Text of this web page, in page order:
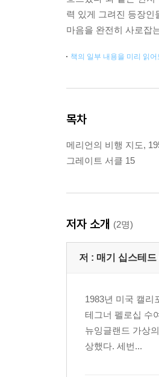
력 있게 그려진 등장인
마음을 완전히 사로잡
책의 일부 내용을 미리 읽
목차
메리언의 비행 지도,
그레이트 서클 15
저자 소개 (2명)
저 : 매기 십스테드
1983년 미국 캘리
테그너 펠로십 수
뉴잉글랜드 가상
상했다. 세번...